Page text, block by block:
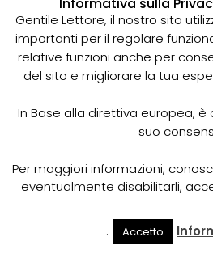
La pulizia degli scarichi è
prevenire problemi futuri,
sporco, i cattivi odori e gli
nostro servizio di spurgo,
Inoltre, offriamo un servizio di
pronti ad intervenire per
problema.
Competitivi
Contattaci oggi stesso
Cerca
Gentile Lettore, il nostro sito
importanti per il regolare
relative funzioni anche per
del sito e migliorare la tua
In Base alla direttiva europea, è
suo
Per maggiori informazioni,
eventualmente disabilitarli,
. Accetto